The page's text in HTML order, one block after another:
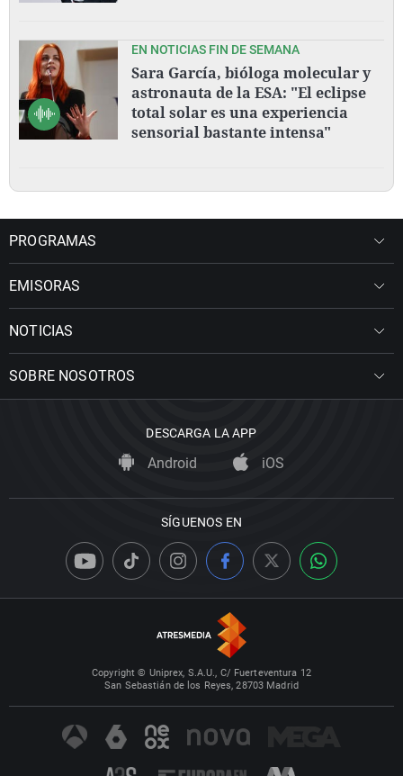
EN NOTICIAS FIN DE SEMANA
Sara García, bióloga molecular y
astronauta de la ESA: "El eclipse
total solar es una experiencia
sensorial bastante intensa"
PROGRAMAS
EMISORAS
NOTICIAS
SOBRE NOSOTROS
DESCARGA LA APP
Android iOS
SÍGUENOS EN
Copyright © Uniprex, S.A.U., C/ Fuerteventura 12
San Sebastián de los Reyes, 28703 Madrid